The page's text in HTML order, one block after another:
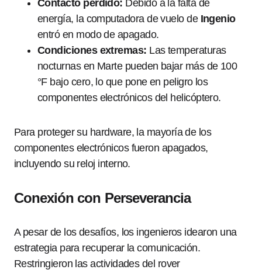
Contacto perdido: Debido a la falta de
energía, la computadora de vuelo de Ingenio
entró en modo de apagado.
Condiciones extremas: Las temperaturas
nocturnas en Marte pueden bajar más de 100
°F bajo cero, lo que pone en peligro los
componentes electrónicos del helicóptero.
Para proteger su hardware, la mayoría de los
componentes electrónicos fueron apagados,
incluyendo su reloj interno.
Conexión con Perseverancia
A pesar de los desafíos, los ingenieros idearon una
estrategia para recuperar la comunicación.
Restringieron las actividades del rover